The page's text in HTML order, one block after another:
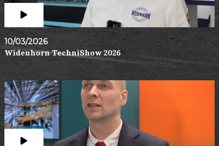
10/03/2026
Widenhorn TechniShow 2026